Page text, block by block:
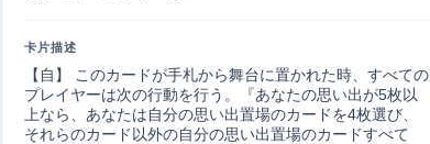
卡片描述
【自】 このカードが手札から舞台に置かれた時、すべての
プレイヤーは次の行動を行う。『あなたの思い出が5枚以
上なら、あなたは自分の思い出置場のカードを4枚選び、
それらのカード以外の自分の思い出置場のカードすべて